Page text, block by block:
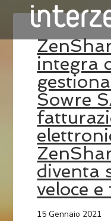
integra
Sowre
diventa
veloce e
15 Gennaio 2021